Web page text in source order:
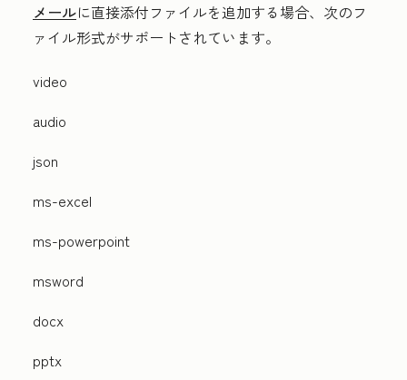
メールに直接添付ファイルを追加する場合、次のフ
ァイル形式がサポートされています。
video
audio
json
ms-excel
ms-powerpoint
msword
docx
pptx